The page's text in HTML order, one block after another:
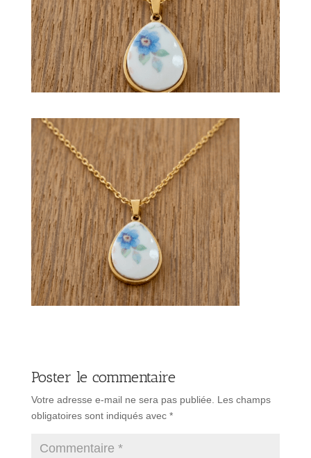
Poster le commentaire
Votre adresse e-mail ne sera pas publiée. Les champs
obligatoires sont indiqués avec *